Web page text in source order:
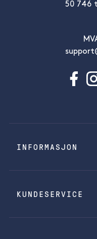
50 746
INFORMASJON
KUNDESERVICE